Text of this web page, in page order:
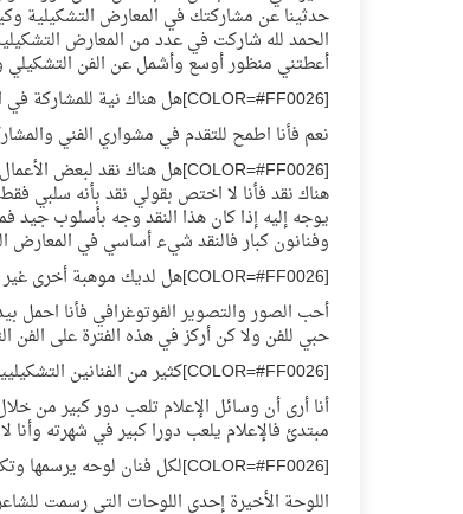
حدثينا عن مشاركتك في المعارض التشكيلية
الحمد لله شاركت في عدد من المعارض
أعطتني منظور أوسع وأشمل عن الفن التشكيلي
[COLOR=#FF0026]هل هناك نية للمشاركة في المعارض الدولية للفن التشكيلي ؟[/COLOR]
نعم فأنا اطمح للتقدم في مشواري الفني
[COLOR=#FF0026]هل هناك نقد لبعض الأعمال التي قدمتيها خلال مسيرتك الفنية ؟ [/COLOR]
هناك نقد فأنا لا اختص بقولي نقد بأنه سلبي
يوجه إليه إذا كان هذا النقد وجه بأسلوب جيد
وفنانون كبار فالنقد شيء أساسي في المعارض
[COLOR=#FF0026]هل لديك موهبة أخرى غير الفن التشكيلي ؟[/COLOR]
أحب الصور والتصوير الفوتوغرافي فأنا
حبي للفن ولا كن أركز في هذه الفترة على الفن
[COLOR=#FF0026]كثير من الفنانين التشكيليين يشتكى من عدم تسليط الضوء من وسائل الإعلام ما هو رأيك في ذلك ؟[/COLOR]
أنا أرى أن وسائل الإعلام تلعب دور كبير من
مبتدئ فالإعلام يلعب دورا كبير في شهرته وأنا
[COLOR=#FF0026]لكل فنان لوحه يرسمها وتكون معبره عن شيء بداخله كيف تعبر الفنانة نورة عن ما بداخلها ؟[/COLOR]
اللوحة الأخيرة إحدى اللوحات التي رسمت